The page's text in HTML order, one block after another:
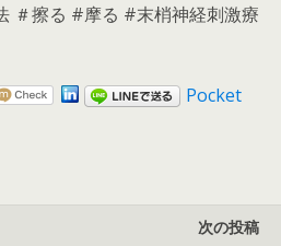
＃擦る #摩る #末梢神経刺激療
Pocket
次の投稿